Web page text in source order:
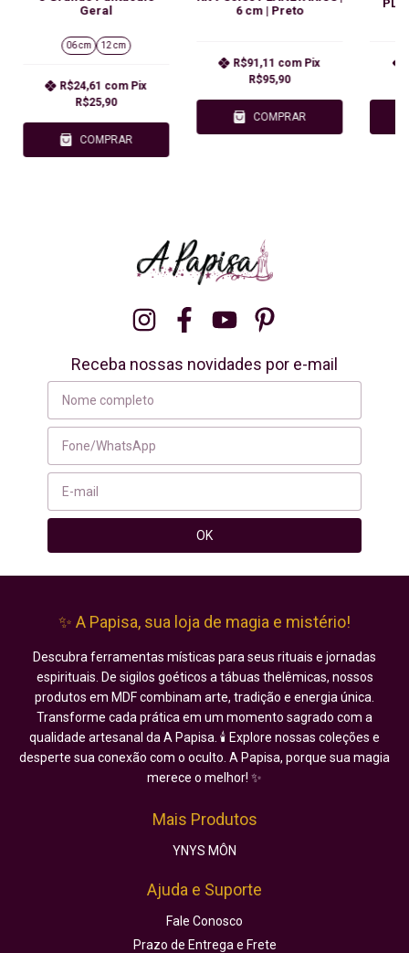
Geral
06 cm 12 cm
R$25,90
R$24,61 com Pix
COMPRAR
6 cm | Preto
R$95,90
R$91,11 com Pix
COMPRAR
Receba nossas novidades por e-mail
✨ A Papisa, sua loja de magia e mistério!
Descubra ferramentas místicas para seus rituais e jornadas
espirituais. De sigilos goéticos a tábuas thelêmicas, nossos
produtos em MDF combinam arte, tradição e energia única.
Transforme cada prática em um momento sagrado com a
qualidade artesanal da A Papisa. 🕯️ Explore nossas coleções e
desperte sua conexão com o oculto. A Papisa, porque sua magia
merece o melhor! ✨
Mais Produtos
YNYS MÔN
Ajuda e Suporte
Fale Conosco
Prazo de Entrega e Frete